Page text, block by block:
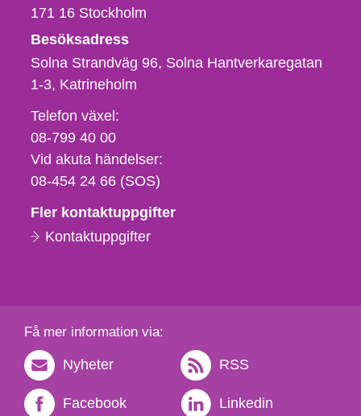
171 16 Stockholm
Besöksadress
Solna Strandväg 96, Solna Hantverkaregatan
1-3 Katrineholm
Telefon,
fax
och
e-
Telefon växel:
08-799 40 00
Vid akuta händelser:
08-454 24 66 (SOS)
Fler kontaktuppgifter
Kontaktuppgifter
Få mer information via:
Nyheter RSS
Facebook Linkedin